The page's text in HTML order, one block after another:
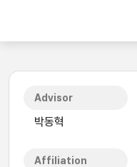
Advisor
박동혁
Affiliation